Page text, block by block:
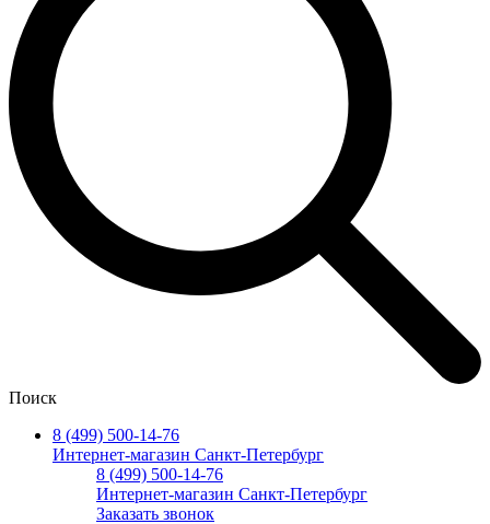
Поиск
8 (499) 500-14-76
Интернет-магазин Санкт-Петербург
8 (499) 500-14-76
Интернет-магазин Санкт-Петербург
Заказать звонок